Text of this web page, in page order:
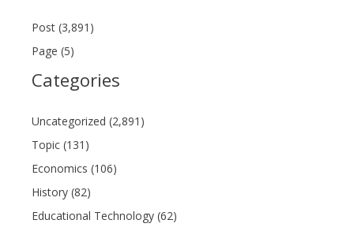
Post (3,891)
Page (5)
Categories
Uncategorized (2,891)
Topic (131)
Economics (106)
History (82)
Educational Technology (62)